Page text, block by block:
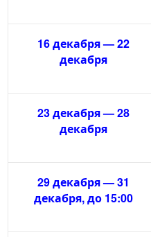
16 декабря — 22
декабря
23 декабря — 28
декабря
29 декабря — 31
декабря, до 15:00